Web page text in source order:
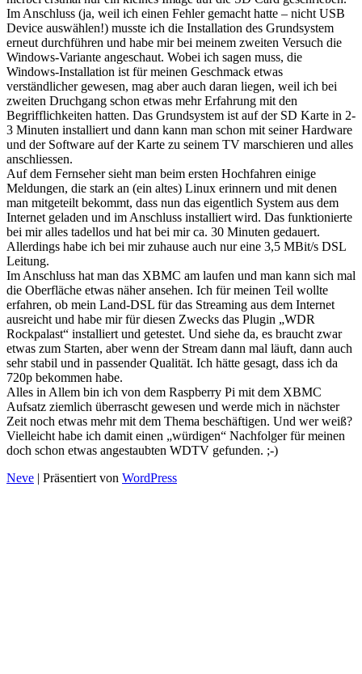
Im Anschluss (ja, weil ich einen Fehler gemacht hatte – nicht USB
Device auswählen!) musste ich die Installation des Grundsystem
erneut durchführen und habe mir bei meinem zweiten Versuch die
Windows-Variante angeschaut. Wobei ich sagen muss, die
Windows-Installation ist für meinen Geschmack etwas
verständlicher gewesen, mag aber auch daran liegen, weil ich bei
zweiten Druchgang schon etwas mehr Erfahrung mit den
Begrifflichkeiten hatten. Das Grundsystem ist auf der SD Karte in 2-
3 Minuten installiert und dann kann man schon mit seiner Hardware
und der Software auf der Karte zu seinem TV marschieren und alles
anschliessen.
Auf dem Fernseher sieht man beim ersten Hochfahren einige
Meldungen, die stark an (ein altes) Linux erinnern und mit denen
man mitgeteilt bekommt, dass nun das eigentlich System aus dem
Internet geladen und im Anschluss installiert wird. Das funktionierte
bei mir alles tadellos und hat bei mir ca. 30 Minuten gedauert.
Allerdings habe ich bei mir zuhause auch nur eine 3,5 MBit/s DSL
Leitung.
Im Anschluss hat man das XBMC am laufen und man kann sich mal
die Oberfläche etwas näher ansehen. Ich für meinen Teil wollte
erfahren, ob mein Land-DSL für das Streaming aus dem Internet
ausreicht und habe mir für diesen Zwecks das Plugin „WDR
Rockpalast“ installiert und getestet. Und siehe da, es braucht zwar
etwas zum Starten, aber wenn der Stream dann mal läuft, dann auch
sehr stabil und in passender Qualität. Ich hätte gesagt, dass ich da
720p bekommen habe.
Alles in Allem bin ich von dem Raspberry Pi mit dem XBMC
Aufsatz ziemlich überrascht gewesen und werde mich in nächster
Zeit noch etwas mehr mit dem Thema beschäftigen. Und wer weiß?
Vielleicht habe ich damit einen „würdigen“ Nachfolger für meinen
doch schon etwas angestaubten WDTV gefunden. ;-)
Neve | Präsentiert von WordPress